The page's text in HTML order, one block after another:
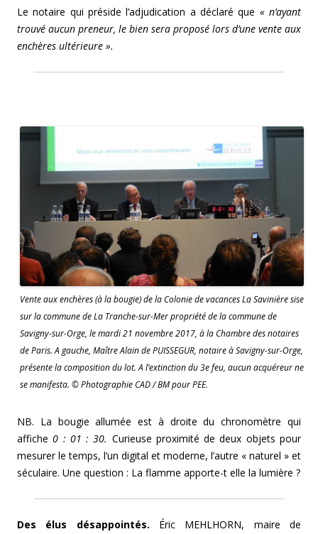
Le notaire qui préside l’adjudication a déclaré que « n’ayant
trouvé aucun preneur, le bien sera proposé lors d’une vente aux
enchères ultérieure ».
Vente aux enchères (à la bougie) de la Colonie de vacances La Savinière sise
sur la commune de La Tranche-sur-Mer propriété de la commune de
Savigny-sur-Orge, le mardi 21 novembre 2017, à la Chambre des notaires
de Paris. A gauche, Maître Alain de PUISSEGUR, notaire à Savigny-sur-Orge,
présente la composition du lot. A l’extinction du 3e feu, aucun acquéreur ne
se manifesta. © Photographie CAD / BM pour PEE.
NB. La bougie allumée est à droite du chronomètre qui
affiche0 : 01 : 30. Curieuse proximité de deux objets pour
mesurer le temps, l’un digital et moderne, l’autre « naturel » et
séculaire. Une question : La flamme apporte-t elle la lumière ?
Des élus désappointés. Éric MEHLHORN, maire de